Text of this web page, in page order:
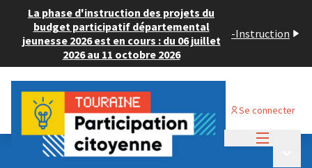
La phase d'instruction des projets du
budget participatif départemental
jeunesse 2026 est en cours : du 06 juillet
2026 au 11 octobre 2026
-Instruction
Se connecter
Budget Participatif JEUNESSE 2024
💡 Consulter les projets déposés